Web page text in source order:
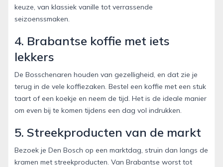
keuze, van klassiek vanille tot verrassende
seizoenssmaken.
4. Brabantse koffie met iets
lekkers
De Bosschenaren houden van gezelligheid, en dat zie je
terug in de vele koffiezaken. Bestel een koffie met een stuk
taart of een koekje en neem de tijd. Het is de ideale manier
om even bij te komen tijdens een dag vol indrukken.
5. Streekproducten van de markt
Bezoek je Den Bosch op een marktdag, struin dan langs de
kramen met streekproducten. Van Brabantse worst tot